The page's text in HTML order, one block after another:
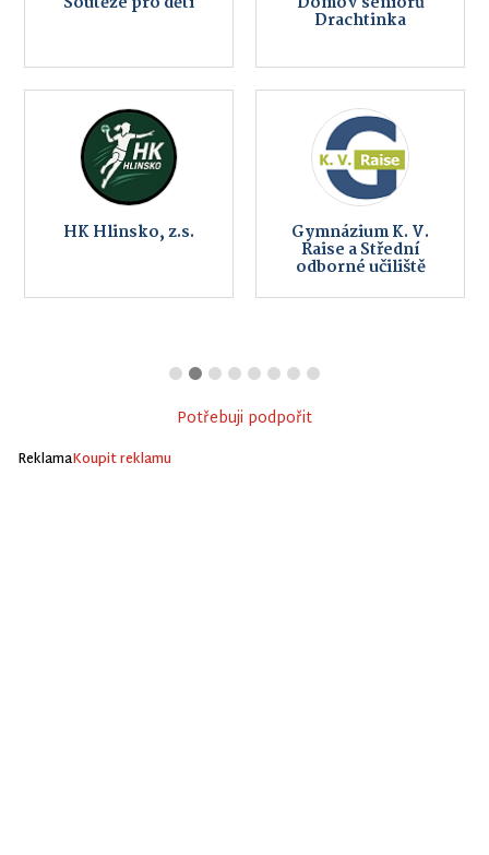
Drachtinka
HK Hlinsko, z.s. Gymnázium K. V.
Raise a Střední
odborné učiliště
Potřebuji podpořit
ReklamaKoupit reklamu